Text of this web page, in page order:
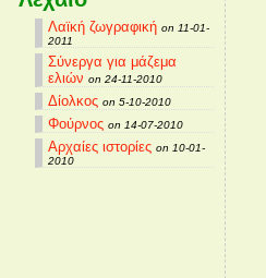
Λαϊκή ζωγραφική on 11-01-
2011
Σύνεργα για μάζεμα
ελιών on 24-11-2010
Δίολκος on 5-10-2010
Φούρνος on 14-07-2010
Αρχαίες ιστορίες on 10-01-
2010